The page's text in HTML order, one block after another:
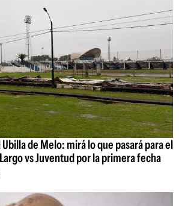
de Melo: mirá lo que pasará para el
vs Juventud por la primera fecha